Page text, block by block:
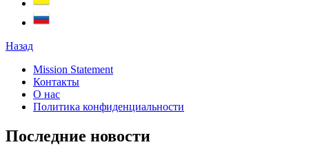
Назад
Mission Statement
Контакты
О нас
Политика конфиденциальности
Последние новости